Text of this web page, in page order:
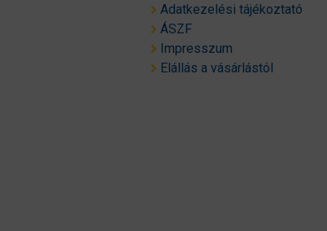
Adatkezelési tájékoztató
ÁSZF
Impresszum
Elállás a vásárlástól